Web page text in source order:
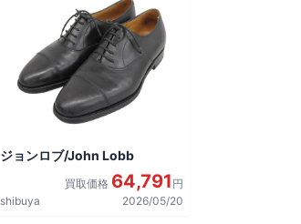
ジョンロブ/John Lobb
買取価格 64,791 円
shibuya
2026/05/20